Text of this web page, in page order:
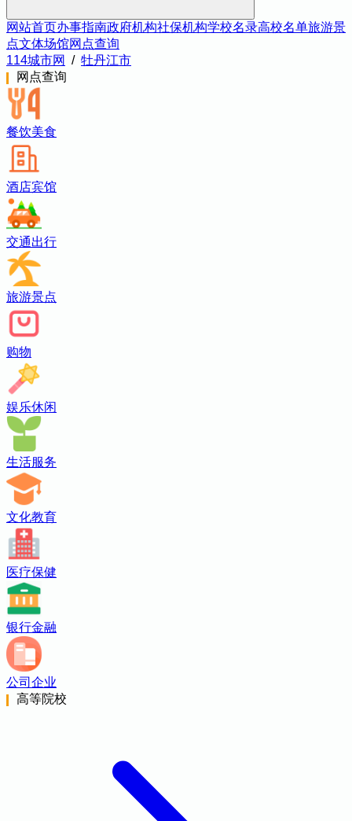
网站首页办事指南政府机构社保机构学校名录高校名单旅游景
点文体场馆网点查询
114城市网
/ 牡丹江市
网点查询
餐饮美食
酒店宾馆
交通出行
旅游景点
购物
娱乐休闲
生活服务
文化教育
医疗保健
银行金融
公司企业
高等院校